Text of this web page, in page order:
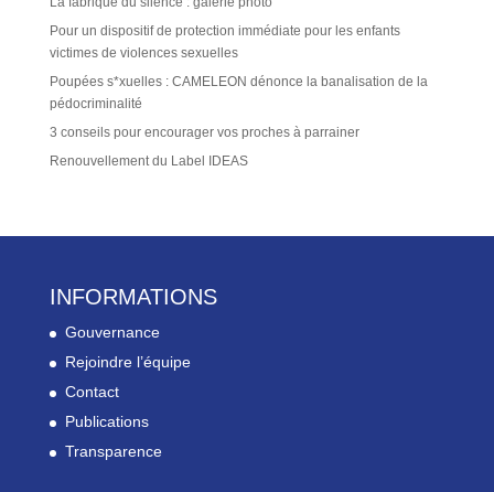
Pour un dispositif de protection immédiate pour les enfants
victimes de violences sexuelles
Poupées s*xuelles : CAMELEON dénonce la banalisation de la
pédocriminalité
3 conseils pour encourager vos proches à parrainer
Renouvellement du Label IDEAS
INFORMATIONS
Gouvernance
Rejoindre l’équipe
Contact
Publications
Transparence